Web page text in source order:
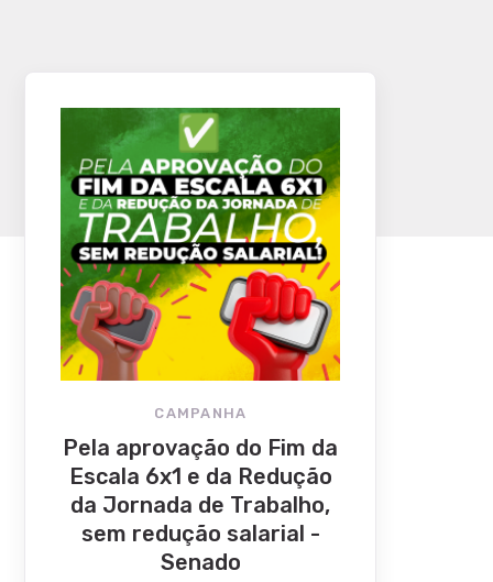
CAMPANHA
Pela aprovação do Fim da
Escala 6x1 e da Redução
da Jornada de Trabalho,
sem redução salarial -
Senado